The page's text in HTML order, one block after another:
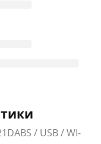
/ USB / WI-